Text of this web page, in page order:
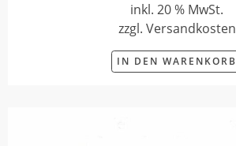
inkl. 20 % MwSt.
zzgl. Versandkosten
IN DEN WARENKORB